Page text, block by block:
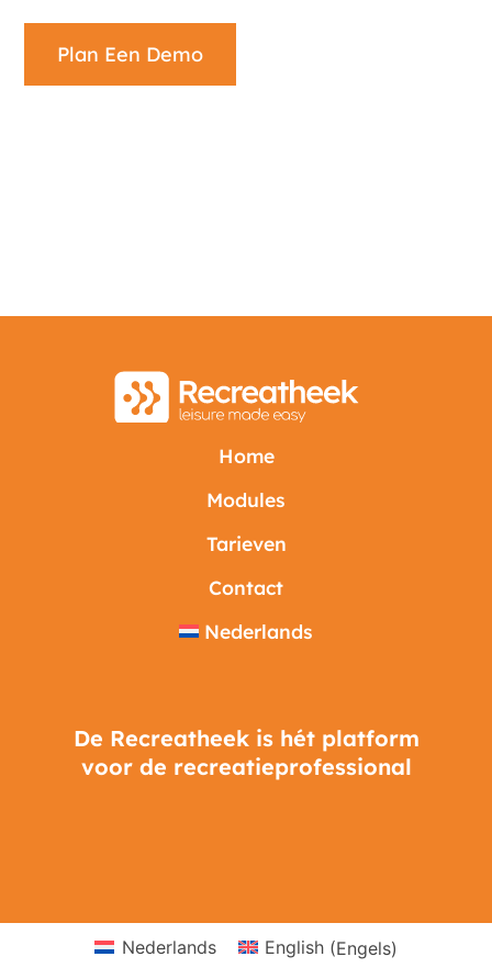
Plan Een Demo
Home
Modules
Tarieven
Contact
Nederlands
De Recreatheek is hét platform
voor de recreatieprofessional
Nederlands English(Engels)